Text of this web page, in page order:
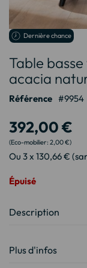
Passer
début
la
Galerie
Dernière chance
Table
acacia
Référence 9954
392,00 €
2,00 €
Ou 3 x 130,66 €
Épuisé
Description
Plus d'infos